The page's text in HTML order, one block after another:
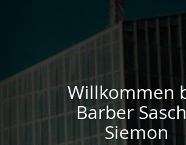
Willkommen
Barber
Siemon